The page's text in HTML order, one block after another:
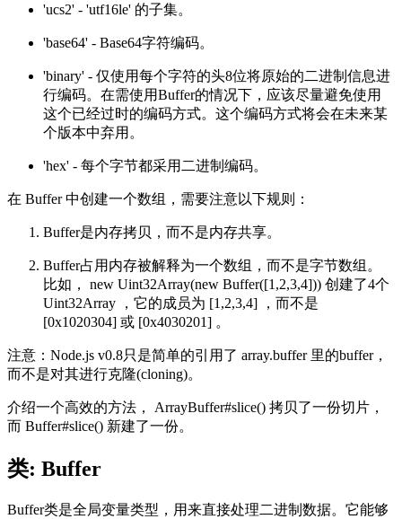
'ucs2' - 'utf16le' 的子集。
'base64' - Base64字符编码。
'binary' - 仅使用每个字符的头8位将原始的二进制信息进
行编码。在需使用Buffer的情况下，应该尽量避免使用
这个已经过时的编码方式。这个编码方式将会在未来某
个版本中弃用。
'hex' - 每个字节都采用二进制编码。
在 Buffer 中创建一个数组，需要注意以下规则：
Buffer是内存拷贝，而不是内存共享。
Buffer占用内存被解释为一个数组，而不是字节数组。
比如， new Uint32Array(new Buffer([1,2,3,4])) 创建了4个
Uint32Array ，它的成员为 [1,2,3,4] ，而不是
[0x1020304] 或 [0x4030201] 。
注意：Node.js v0.8只是简单的引用了 array.buffer 里的buffer，
而不是对其进行克隆(cloning)。
介绍一个高效的方法， ArrayBuffer#slice() 拷贝了一份切片，
而 Buffer#slice() 新建了一份。
类: Buffer
Buffer类是全局变量类型，用来直接处理二进制数据。它能够